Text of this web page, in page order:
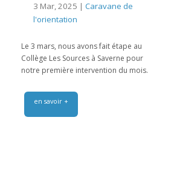
3 Mar, 2025 | Caravane de
l'orientation
Le 3 mars, nous avons fait étape au
Collège Les Sources à Saverne pour
notre première intervention du mois.
en savoir +